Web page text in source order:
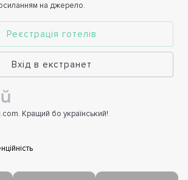
на джерело.
Реєстрація готелів
Вхід в екстранет
Кращий бо український!